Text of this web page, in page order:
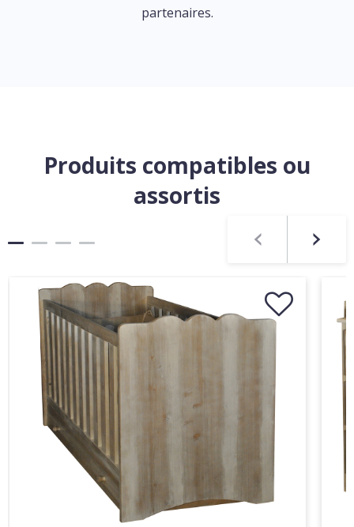
partenaires.
Produits compatibles ou
assortis